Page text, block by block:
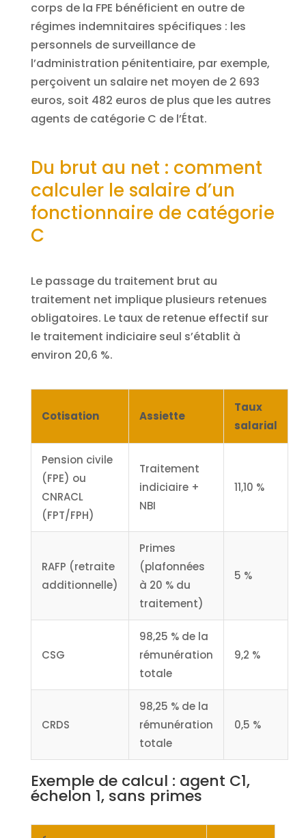
corps de la FPE bénéficient en outre de
régimes indemnitaires spécifiques : les
personnels de surveillance de
l’administration pénitentiaire, par exemple,
perçoivent un salaire net moyen de 2 693
euros, soit 482 euros de plus que les autres
agents de catégorie C de l’État.
Du brut au net : comment
calculer le salaire d’un
fonctionnaire de catégorie
C
Le passage du traitement brut au
traitement net implique plusieurs retenues
obligatoires. Le taux de retenue effectif sur
le traitement indiciaire seul s’établit à
environ 20,6 %.
Cotisation Assiette
Taux
salarial
Pension civile
(FPE) ou
CNRACL
(FPT/FPH)
Traitement
indiciaire +
NBI
11,10 %
RAFP (retraite
additionnelle)
Primes
(plafonnées
à 20 % du
traitement)
5 %
CSG
98,25 % de la
rémunération
totale
9,2 %
CRDS
98,25 % de la
rémunération
totale
0,5 %
Exemple de calcul : agent C1,
échelon 1, sans primes